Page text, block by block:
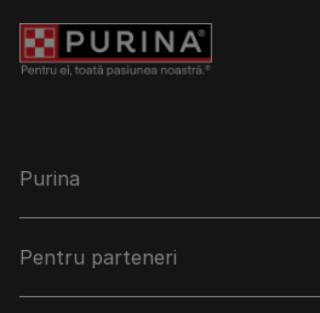
Purina
Pentru parteneri